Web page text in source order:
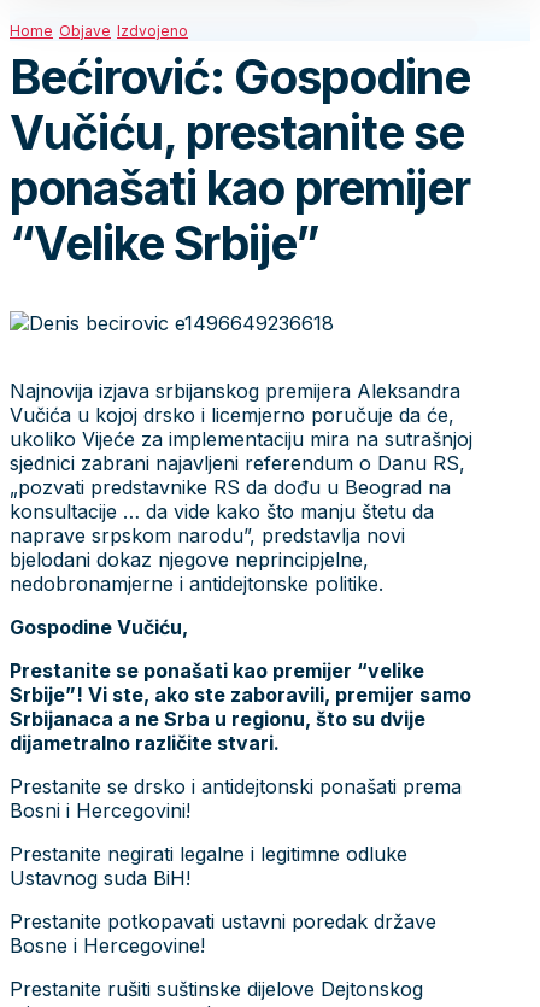
Home Objave Izdvojeno
Bećirović: Gospodine
Vučiću, prestanite se
ponašati kao premijer
“Velike Srbije”
Najnovija izjava srbijanskog premijera Aleksandra
Vučića u kojoj drsko i licemjerno poručuje da će,
ukoliko Vijeće za implementaciju mira na sutrašnjoj
sjednici zabrani najavljeni referendum o Danu RS,
„pozvati predstavnike RS da dođu u Beograd na
konsultacije … da vide kako što manju štetu da
naprave srpskom narodu”, predstavlja novi
bjelodani dokaz njegove neprincipjelne,
nedobronamjerne i antidejtonske politike.
Gospodine Vučiću,
Prestanite se ponašati kao premijer “velike
Srbije”! Vi ste, ako ste zaboravili, premijer samo
Srbijanaca a ne Srba u regionu, što su dvije
dijametralno različite stvari.
Prestanite se drsko i antidejtonski ponašati prema
Bosni i Hercegovini!
Prestanite negirati legalne i legitimne odluke
Ustavnog suda BiH!
Prestanite potkopavati ustavni poredak države
Bosne i Hercegovine!
Prestanite rušiti suštinske dijelove Dejtonskog